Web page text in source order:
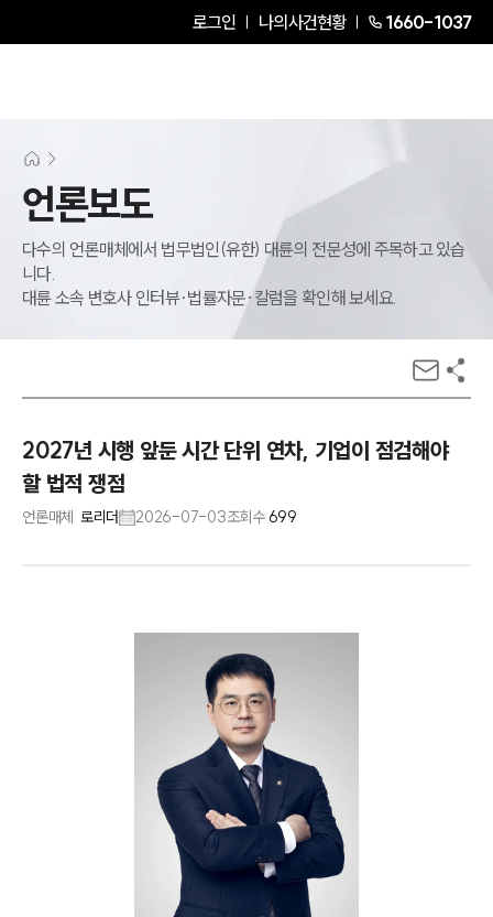
로그인 나의사건현황 1660-1037
언론보도
다수의 언론매체에서 법무법인(유한) 대륜의 전문성에 주목하고 있습
니다.
대륜 소속 변호사 인터뷰·법률자문·칼럼을 확인해 보세요.
2027년 시행 앞둔 시간 단위 연차, 기업이 점검해야
할 법적 쟁점
언론매체 로리더 2026-07-03조회수 699